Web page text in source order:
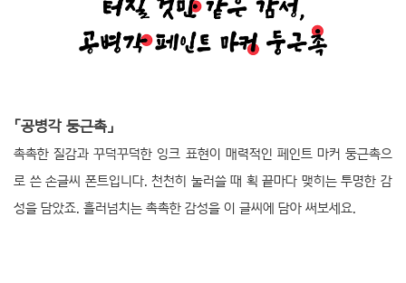
「공병각 둥근촉」
촉촉한 질감과 꾸덕꾸덕한 잉크 표현이 매력적인 페인트 마커 둥근촉으
로 쓴 손글씨 폰트입니다. 천천히 눌러쓸 때 획 끝마다 맺히는 투명한 감
성을 담았죠. 흘러넘치는 촉촉한 감성을 이 글씨에 담아 써보세요.